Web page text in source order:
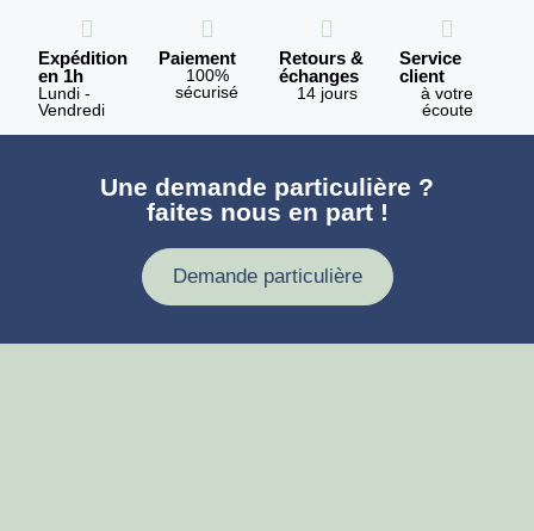
Expédition
en 1h
Lundi -
Vendredi
Paiement
100%
sécurisé
Retours &
échanges
14 jours
Service
client
à votre
écoute
Une demande particulière ?
faites nous en part !
Demande particulière